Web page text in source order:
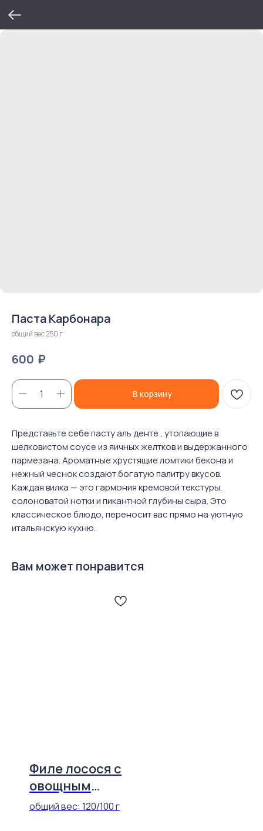
Паста Карбонара
общий вес 250 г
600 ₽
В корзину
Представьте себе пасту аль денте , утопающие в
шелковистом соусе из яичных желтков и выдержанного
пармезана. Ароматные хрустящие ломтики бекона и
нежный чеснок создают богатую палитру вкусов.
Каждая вилка — это гармония кремовой текстуры,
солоноватой нотки и пикантной глубины сыра. Это
классическое блюдо, переносит вас прямо на уютную
итальянскую кухню.
Вам может понравится
Филе лосося с
овощным
Рататуем
общий вес: 120/100 г